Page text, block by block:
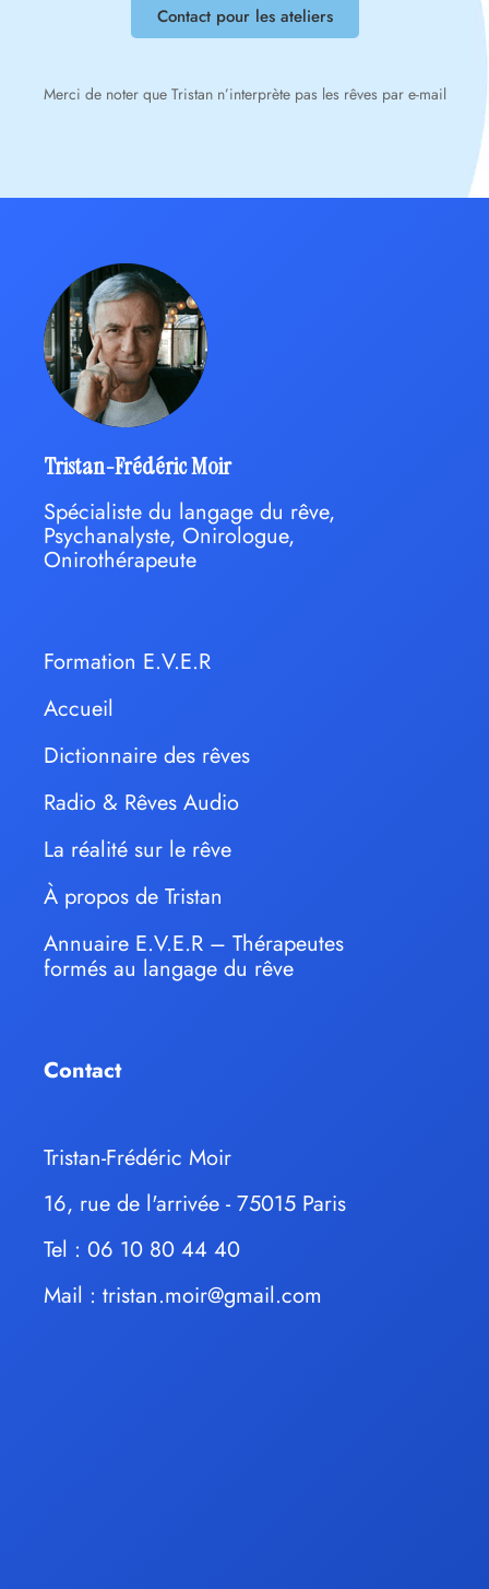
Contact pour les ateliers
Merci de noter que Tristan n’interprète pas les rêves par e-mail
Tristan-Frédéric Moir
Spécialiste du langage du rêve,
Psychanalyste, Onirologue,
Onirothérapeute
Formation E.V.E.R
Accueil
Dictionnaire des rêves
Radio & Rêves Audio
La réalité sur le rêve
À propos de Tristan
Annuaire E.V.E.R – Thérapeutes
formés au langage du rêve
Contact
Tristan-Frédéric Moir
16, rue de l'arrivée - 75015 Paris
Tel : 06 10 80 44 40
Mail : tristan.moir@gmail.com